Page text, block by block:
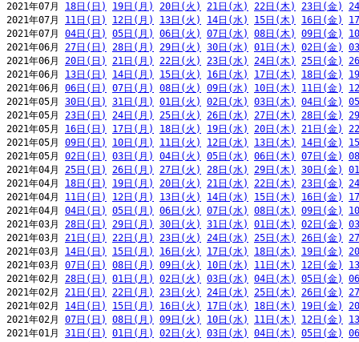
2021年07月 18日(日) 19日(月) 20日(火) 21日(水) 22日(木) 23日(金)
2021年07月 11日(日) 12日(月) 13日(火) 14日(水) 15日(木) 16日(金)
2021年07月 04日(日) 05日(月) 06日(火) 07日(水) 08日(木) 09日(金)
2021年06月 27日(日) 28日(月) 29日(火) 30日(水) 01日(木) 02日(金)
2021年06月 20日(日) 21日(月) 22日(火) 23日(水) 24日(木) 25日(金)
2021年06月 13日(日) 14日(月) 15日(火) 16日(水) 17日(木) 18日(金)
2021年06月 06日(日) 07日(月) 08日(火) 09日(水) 10日(木) 11日(金)
2021年05月 30日(日) 31日(月) 01日(火) 02日(水) 03日(木) 04日(金)
2021年05月 23日(日) 24日(月) 25日(火) 26日(水) 27日(木) 28日(金)
2021年05月 16日(日) 17日(月) 18日(火) 19日(水) 20日(木) 21日(金)
2021年05月 09日(日) 10日(月) 11日(火) 12日(水) 13日(木) 14日(金)
2021年05月 02日(日) 03日(月) 04日(火) 05日(水) 06日(木) 07日(金)
2021年04月 25日(日) 26日(月) 27日(火) 28日(水) 29日(木) 30日(金)
2021年04月 18日(日) 19日(月) 20日(火) 21日(水) 22日(木) 23日(金)
2021年04月 11日(日) 12日(月) 13日(火) 14日(水) 15日(木) 16日(金)
2021年04月 04日(日) 05日(月) 06日(火) 07日(水) 08日(木) 09日(金)
2021年03月 28日(日) 29日(月) 30日(火) 31日(水) 01日(木) 02日(金)
2021年03月 21日(日) 22日(月) 23日(火) 24日(水) 25日(木) 26日(金)
2021年03月 14日(日) 15日(月) 16日(火) 17日(水) 18日(木) 19日(金)
2021年03月 07日(日) 08日(月) 09日(火) 10日(水) 11日(木) 12日(金)
2021年02月 28日(日) 01日(月) 02日(火) 03日(水) 04日(木) 05日(金)
2021年02月 21日(日) 22日(月) 23日(火) 24日(水) 25日(木) 26日(金)
2021年02月 14日(日) 15日(月) 16日(火) 17日(水) 18日(木) 19日(金)
2021年02月 07日(日) 08日(月) 09日(火) 10日(水) 11日(木) 12日(金)
2021年01月 31日(日) 01日(月) 02日(火) 03日(水) 04日(木) 05日(金)